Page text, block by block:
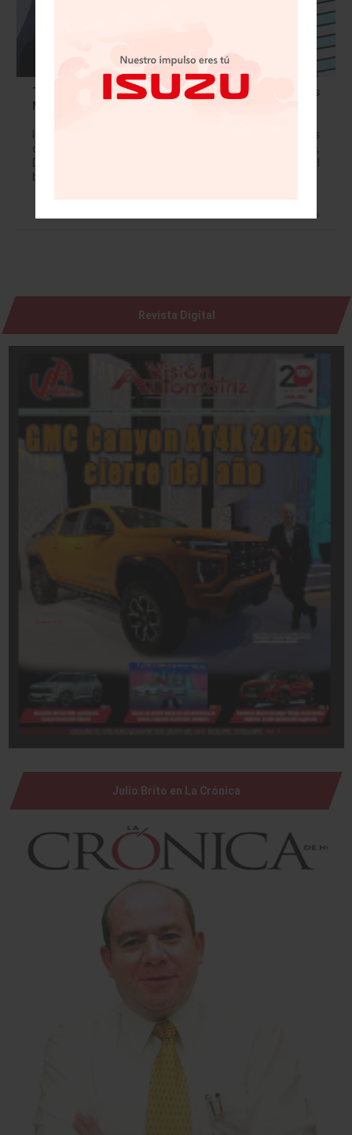
Trump Sacude el Comercio Global con Aranceles
Masivos
Impuestos a 10% a todas las importaciones; menos las
del T-MEC REDACCION El presidente de Estados Unidos,
Donald Trump, ha anunciado la imposición de un arancel
base del…
Leer más »
Revista Digital
Julio Brito en La Crónica